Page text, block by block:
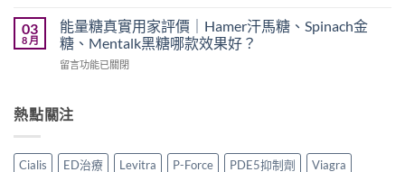
比
較〉
中
名
藥
買
價
真
價：
印
度
樂
學
真
久
噴
霧
邊
好
久
03
8 月
能量糖真實用家評價｜Hamer汗馬糖、Spinach金
糖、Mentalk黑糖哪款效果好？
在
糖
真
用
留言功能已關閉
熱點關注
Cialis ED治療 Levitra P-Force PDE5抑制劑
Viagra